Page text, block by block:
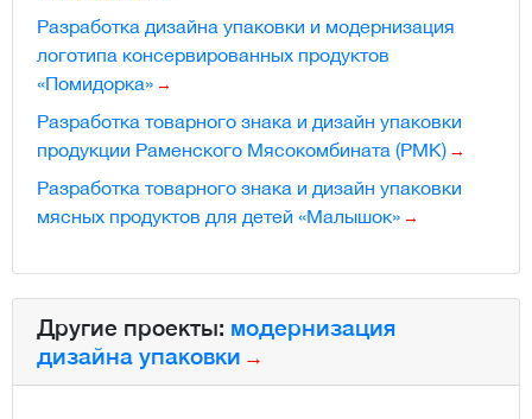
Разработка дизайна упаковки и модернизация
логотипа консервированных продуктов
«Помидорка»
Разработка товарного знака и дизайн упаковки
продукции Раменского Мясокомбината (РМК)
Разработка товарного знака и дизайн упаковки
мясных продуктов для детей «Малышок»
Другие проекты: модернизация
дизайна упаковки